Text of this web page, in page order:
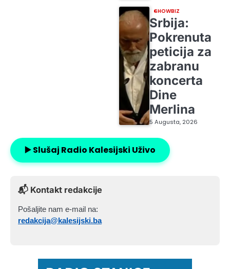
SHOWBIZ
Srbija:
Pokrenuta
peticija za
zabranu
koncerta
Dine
Merlina
5 Augusta, 2026
▶️ Slušaj Radio Kalesijski Uživo
📬 Kontakt redakcije
Pošaljite nam e-mail na:
redakcija@kalesijski.ba